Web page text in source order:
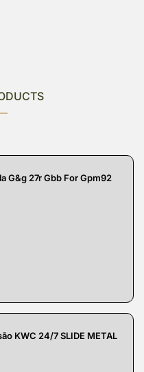
G&g 27r Gbb For Gpm92
KWC 24/7 SLIDE METAL